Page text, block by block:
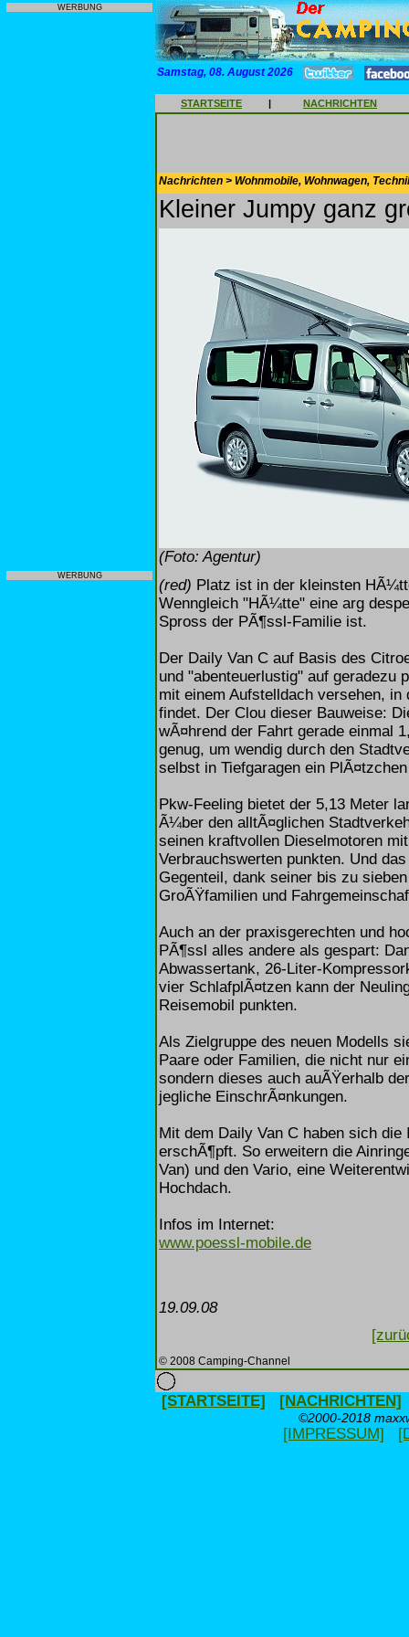
WERBUNG
WERBUNG
Samstag, 08. August 2026
STARTSEITE | NACHRICHTEN
Nachrichten > Wohnmobile, Wohnwagen,
Kleiner Jumpy ganz
(Foto: Agentur)
(red) Platz ist in der kleinsten
Wenngleich "HÃ¼tte" eine arg
Spross der PÃ¶ssl-Familie ist.
Der Daily Van C auf Basis des
und "abenteuerlustig" auf geradezu
mit einem Aufstelldach versehen,
findet. Der Clou dieser Bauweise:
wÃ¤hrend der Fahrt gerade einmal
genug, um wendig durch den
selbst in Tiefgaragen ein
Pkw-Feeling bietet der 5,13 Meter
Ã¼ber den alltÃ¤glichen
seinen kraftvollen Dieselmotoren
Verbrauchswerten punkten. Und
Gegenteil, dank seiner bis zu
GroÃŸfamilien und
Auch an der praxisgerechten und
PÃ¶ssl alles andere als gespart:
Abwassertank, 26-Liter-
vier SchlafplÃ¤tzen kann der
Reisemobil punkten.
Als Zielgruppe des neuen Modells
Paare oder Familien, die nicht nur
sondern dieses auch auÃŸerhalb
jegliche EinschrÃ¤nkungen.
Mit dem Daily Van C haben sich
erschÃ¶pft. So erweitern die
Van) und den Vario, eine
Hochdach.
Infos im Internet:
www.poessl-mobile.de
19.09.08
© 2008 Camping-Channel
[STARTSEITE] [NACHRICHTEN]
©2000-2018
[IMPRESSUM]